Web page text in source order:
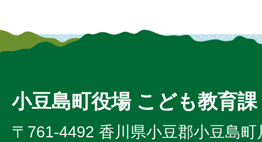
小豆島町役場 こども教育課
〒761-4492 香川県小豆郡小豆島